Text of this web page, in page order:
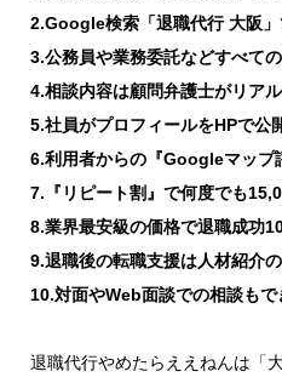
2.Google検索「退職代行 大阪」
3.公務員や業務委託などすべて
4.相談内容は顧問弁護士がリア
5.社員がプロフィールをHPで公
6.利用者からの『Googleマップ
7.『リピート割』で何度でも
8.業界最安級の価格で退職成功
9.退職後の転職支援は人材紹介
10.対面やWeb面談での相談もで
退職代行やめたらええねんは「